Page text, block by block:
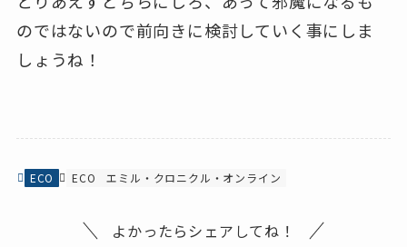
のではないので前向きに検討していく事にしま
しょうね！
ECO ECO エミル・クロニクル・オンライン
よかったらシェアしてね！